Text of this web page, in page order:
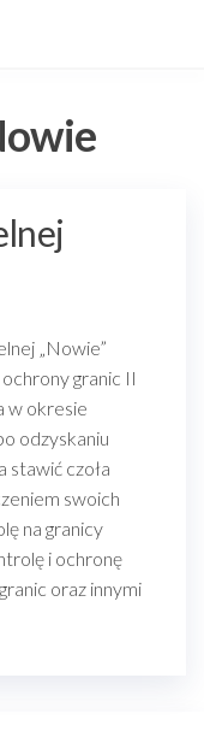
„Nowie”
granic II
w okresie
odzyskaniu
stawić czoła
swoich
na granicy
i ochronę
oraz innymi